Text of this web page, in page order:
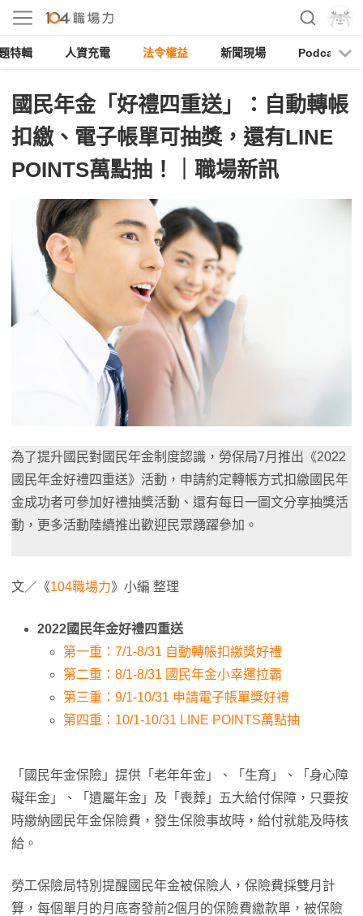
特輯 人資充電 法令權益 新聞現場 Podcast
國民年金「好禮四重送」：自動轉帳
扣繳、電子帳單可抽獎，還有LINE
POINTS萬點抽！｜職場新訊
為了提升國民對國民年金制度認識，勞保局7月推出《2022
國民年金好禮四重送》活動，申請約定轉帳方式扣繳國民年
金成功者可參加好禮抽獎活動、還有每日一圖文分享抽獎活
動，更多活動陸續推出歡迎民眾踴躍參加。
文／《104職場力》小編 整理
2022國民年金好禮四重送
第一重：7/1-8/31 自動轉帳扣繳獎好禮
第二重：8/1-8/31 國民年金小幸運拉霸
第三重：9/1-10/31 申請電子帳單獎好禮
第四重：10/1-10/31 LINE POINTS萬點抽
「國民年金保險」提供「老年年金」、「生育」、「身心障
礙年金」、「遺屬年金」及「喪葬」五大給付保障，只要按
時繳納國民年金保險費，發生保險事故時，給付就能及時核
給。
勞工保險局特別提醒國民年金被保險人，保險費採雙月計
算，每個單月的月底寄發前2個月的保險費繳款單，被保險